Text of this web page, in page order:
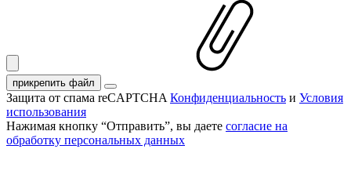
прикрепить файл
Защита от спама reCAPTCHA Конфиденциальность и Условия
использования
Нажимая кнопку “Отправить”, вы даете согласие на
обработку персональных данных